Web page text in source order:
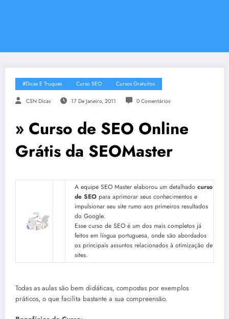
#Dicas E Truques Curso SEO Cursos Gratuitos
CSN Dicas 17 De Janeiro, 2011 0 Comentários
» Curso de SEO Online
Grátis da SEOMaster
A equipe SEO Master elaborou um detalhado curso
de SEO para aprimorar seus conhecimentos e
impulsionar seu site rumo aos primeiros resultados
do Google.
Esse curso de SEO é um dos mais completos já
feitos em língua portuguesa, onde são abordados
os principais assuntos relacionados à otimização de
sites.
Todas as aulas são bem didáticas, compostas por exemplos
práticos, o que facilita bastante a sua compreensão.